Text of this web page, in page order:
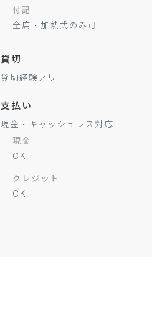
付記
全席・加熱式のみ可
貸切
貸切経験アリ
支払い
現金・キャッシュレス対応
現金
OK
クレジット
OK